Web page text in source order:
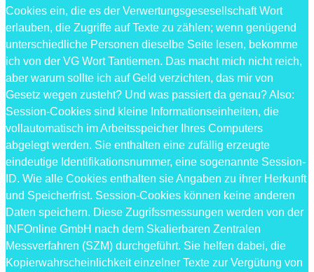
Cookies ein, die es der Verwertungsgesesellschaft Wort
erlauben, die Zugriffe auf Texte zu zählen; wenn genügend
unterschiedliche Personen dieselbe Seite lesen, bekomme
ich von der VG Wort Tantiemen. Das macht mich nicht reich,
aber warum sollte ich auf Geld verzichten, das mir von
Gesetz wegen zusteht? Und was passiert da genau? Also:
Session-Cookies sind kleine Informationseinheiten, die
vollautomatisch im Arbeitsspeicher Ihres Computers
abgelegt werden. Sie enthalten eine zufällig erzeugte
eindeutige Identifikationsnummer, eine sogenannte Session-
ID. Wie alle Cookies enthalten sie Angaben zu ihrer Herkunft
und Speicherfrist. Session-Cookies können keine anderen
Daten speichern. Diese Zugrifssmessungen werden von der
INFOnline GmbH nach dem Skalierbaren Zentralen
Messverfahren (SZM) durchgeführt. Sie helfen dabei, die
Kopierwahrscheinlichkeit einzelner Texte zur Vergütung von